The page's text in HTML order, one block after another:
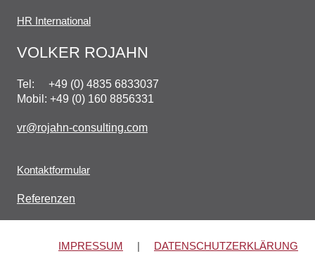
HR International
VOLKER ROJAHN
Tel: +49 (0) 4835 6833037
Mobil: +49 (0) 160 8856331
vr@rojahn-consulting.com
Kontaktformular
Referenzen
IMPRESSUM | DATENSCHUTZERKLÄRUNG